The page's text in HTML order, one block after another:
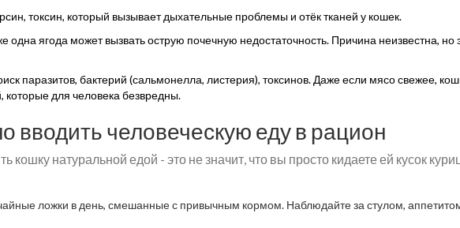
токсин, который вызывает дыхательные проблемы и отёк тканей у кошек.
одна ягода может вызвать острую почечную недостаточность. Причина неизвестна,
паразитов, бактерий (сальмонелла, листерия), токсинов. Даже если мясо свежее,
для человека безвредны.
вводить человеческую еду в рацион
кошку натуральной едой - это не значит, что вы просто кидаете ей кусок
ложки в день, смешанные с привычным кормом. Наблюдайте за стулом,